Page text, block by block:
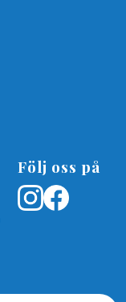
Följ oss på